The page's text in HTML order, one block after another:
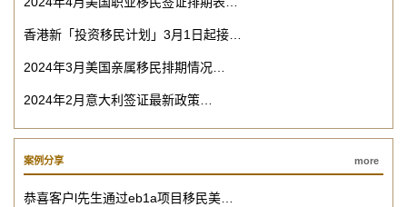
香港新「投资移民计划」3月1日起接…
2024年3月美国亲属移民排期情况…
2024年2月意大利签证最新政策…
案例分享 more
恭喜客户l先生通过eb1a项目移民美…